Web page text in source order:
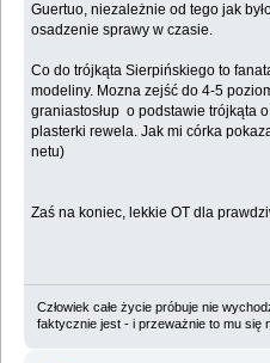
Guertuo, niezależnie od tego jak
osadzenie sprawy w czasie.
Co do trójkąta Sierpińskiego to
modeliny. Mozna zejść do 4-5
graniastosłup o podstawie trójkąta
plasterki rewela. Jak mi córka
netu)
Zaś na koniec, lekkie OT dla
Człowiek całe życie próbuje nie
faktycznie jest - i przeważnie to mu się